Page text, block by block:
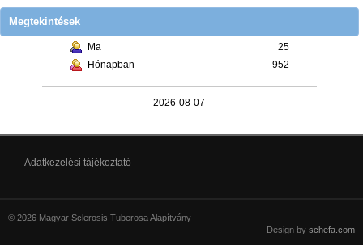
Megtekintések
Ma
25
Hónapban
952
2026-08-07
Adatkezelési tájékoztató
© 2026 Magyar Sclerosis Tuberosa Alapítvány
Design by schefa.com